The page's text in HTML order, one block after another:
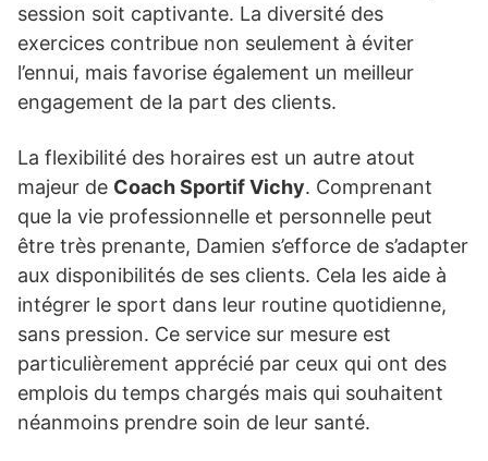
session soit captivante. La diversité des
exercices contribue non seulement à éviter
l’ennui, mais favorise également un meilleur
engagement de la part des clients.
La flexibilité des horaires est un autre atout
majeur de Coach Sportif Vichy. Comprenant
que la vie professionnelle et personnelle peut
être très prenante, Damien s’efforce de s’adapter
aux disponibilités de ses clients. Cela les aide à
intégrer le sport dans leur routine quotidienne,
sans pression. Ce service sur mesure est
particulièrement apprécié par ceux qui ont des
emplois du temps chargés mais qui souhaitent
néanmoins prendre soin de leur santé.